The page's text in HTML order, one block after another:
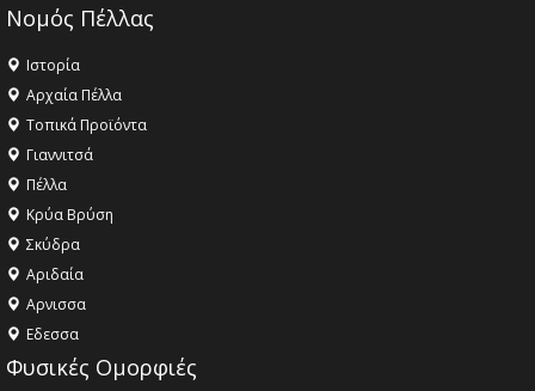
Νομός Πέλλας
Ιστορία
Αρχαία Πέλλα
Τοπικά Προϊόντα
Γιαννιτσά
Πέλλα
Κρύα Βρύση
Σκύδρα
Αριδαία
Aρνισσα
Eδεσσα
Φυσικές Ομορφιές